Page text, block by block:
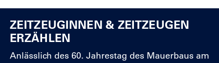
ZEITZEUGINNEN & ZEITZEUGEN
ERZÄHLEN
Anlässlich des 60. Jahrestag des Mauerbaus am